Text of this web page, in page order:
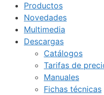
Productos
Novedades
Multimedia
Descargas
Catálogos
Tarifas de
Manuales
Fichas técnicas